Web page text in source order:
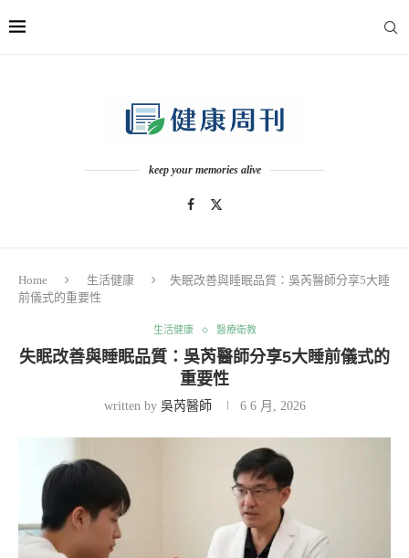
keep your memories alive
Home 生活健康
失眠改善與睡眠品質：吳芮醫師分享5大睡
前儀式的重要性
生活健康 醫療衛教
失眠改善與睡眠品質：吳芮醫師分享5大睡前儀式的
重要性
written by 吳芮醫師 6 6 月, 2026